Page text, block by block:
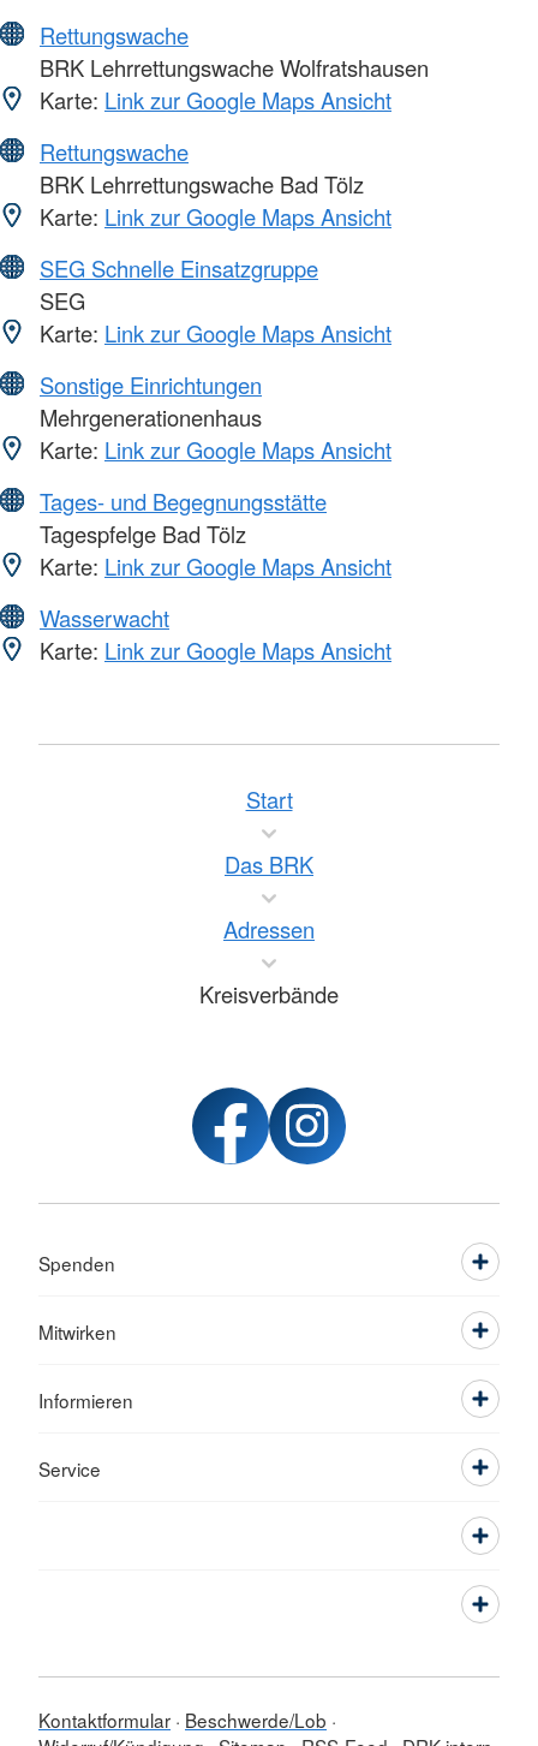
Rettungswache
BRK Lehrrettungswache Wolfratshausen
Karte: Link zur Google Maps Ansicht
Rettungswache
BRK Lehrrettungswache Bad Tölz
Karte: Link zur Google Maps Ansicht
SEG Schnelle Einsatzgruppe
SEG
Karte: Link zur Google Maps Ansicht
Sonstige Einrichtungen
Mehrgenerationenhaus
Karte: Link zur Google Maps Ansicht
Tages- und Begegnungsstätte
Tagespfelge Bad Tölz
Karte: Link zur Google Maps Ansicht
Wasserwacht
Karte: Link zur Google Maps Ansicht
Start
Das BRK
Adressen
Kreisverbände
Spenden
Mitwirken
Informieren
Service
Kontaktformular Beschwerde/Lob